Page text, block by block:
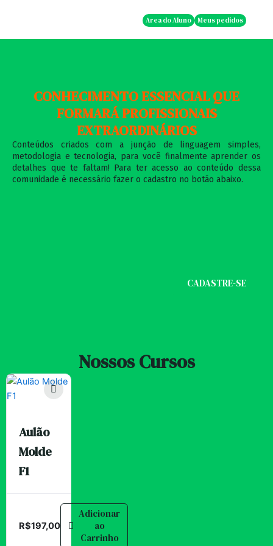
Area do Aluno Meus pedidos
CONHECIMENTO ESSENCIAL QUE
FORMARÁ PROFISSIONAIS
EXTRAORDINÁRIOS
Conteúdos criados com a junção de linguagem simples,
metodologia e tecnologia, para você finalmente aprender os
detalhes que te faltam! Para ter acesso ao conteúdo dessa
comunidade é necessário fazer o cadastro no botão abaixo.
CADASTRE-SE
Nossos Cursos
Aulão
Molde
F1
R$197,00
Adicionar
ao
Carrinho